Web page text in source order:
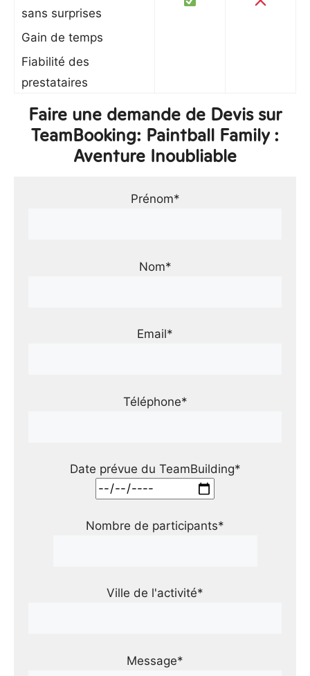
sans surprises
Gain de temps
Fiabilité des
prestataires
Faire une demande de Devis sur
TeamBooking: Paintball Family :
Aventure Inoubliable
Prénom*
Nom*
Email*
Téléphone*
Date prévue du TeamBuilding*
Nombre de participants*
Ville de l'activité*
Message*